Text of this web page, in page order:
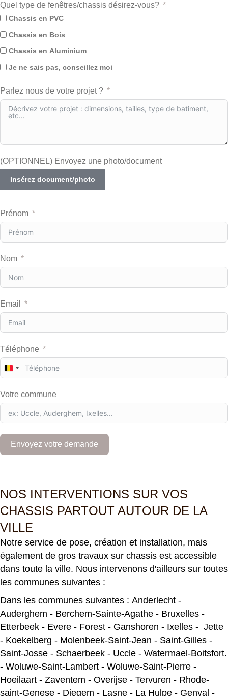
Quel type de fenêtres/chassis désirez-vous?
Chassis en PVC
Chassis en Bois
Chassis en Aluminium
Je ne sais pas, conseillez moi
Parlez nous de votre projet ?
(OPTIONNEL) Envoyez une photo/document
Insérez document/photo
Prénom
Nom
Email
Téléphone
B
e
g
u
3
2
Votre commune
Envoyez votre demande
NOS INTERVENTIONS SUR VOS
CHASSIS PARTOUT AUTOUR DE LA
VILLE
Notre service de pose, création et installation, mais
également de gros travaux sur chassis est accessible
dans toute la ville. Nous intervenons d'ailleurs sur toutes
les communes suivantes :
Dans les communes suivantes : Anderlecht -
Auderghem - Berchem-Sainte-Agathe - Bruxelles -
Etterbeek - Evere - Forest - Ganshoren - Ixelles - Jette
- Koekelberg - Molenbeek-Saint-Jean - Saint-Gilles -
Saint-Josse - Schaerbeek - Uccle - Watermael-Boitsfort.
- Woluwe-Saint-Lambert - Woluwe-Saint-Pierre -
Hoeilaart - Zaventem - Overijse - Tervuren - Rhode-
saint-Genese - Diegem - Lasne - La Hulpe - Genval -